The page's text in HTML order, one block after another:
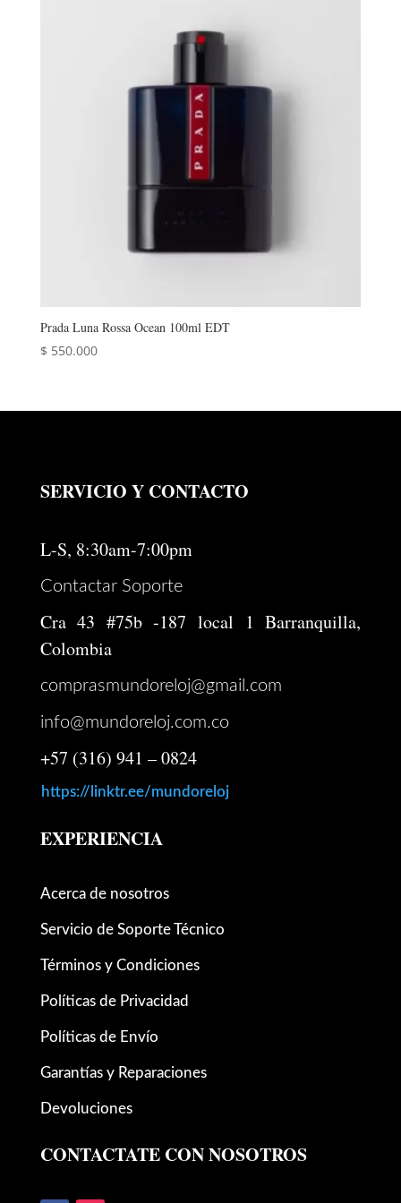
Prada Luna Rossa Ocean 100ml EDT
$ 550.000
SERVICIO Y CONTACTO
L-S, 8:30am-7:00pm
Contactar Soporte
Cra 43 #75b -187 local 1 Barranquilla,
Colombia
comprasmundoreloj@gmail.com
info@mundoreloj.com.co
+57 (316) 941 – 0824
https://linktr.ee/mundoreloj
EXPERIENCIA
Acerca de nosotros
Servicio de Soporte Técnico
Términos y Condiciones
Políticas de Privacidad
Políticas de Envío
Garantías y Reparaciones
Devoluciones
CONTACTATE CON NOSOTROS